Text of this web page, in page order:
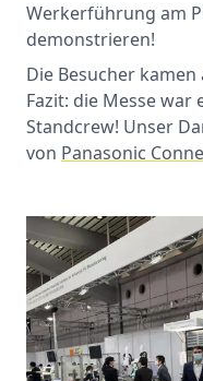
Werkerführung am
demonstrieren!
Die Besucher
Fazit: die Messe
Standcrew! Unser
von Panasonic